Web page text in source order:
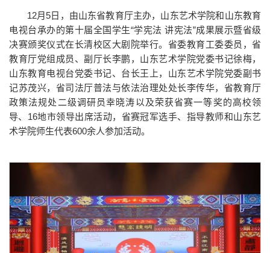
12月5日，由山东省教育厅主办，山东艺术学院和山东教育
电视台承办的第十届全国学生“学宪法 讲宪法”成果展示暨省级
决赛颁奖仪式在长清校区大剧院举行。省委教育工委委员，省
教育厅党组成员、副厅长李鹏，山东艺术学院党委书记徐梅，
山东教育电视台党委书记、台长王上，山东艺术学院党委副书
记苏茂兴，省司法厅普法与依法治理处处长李传华，省教育厅
政策法规处二级调研员幸晓涛以及荣获省赛一等奖的高校领
导、16地市领导出席活动，省赛冠军选手、指导教师和山东艺
术学院师生代表600余人参加活动。